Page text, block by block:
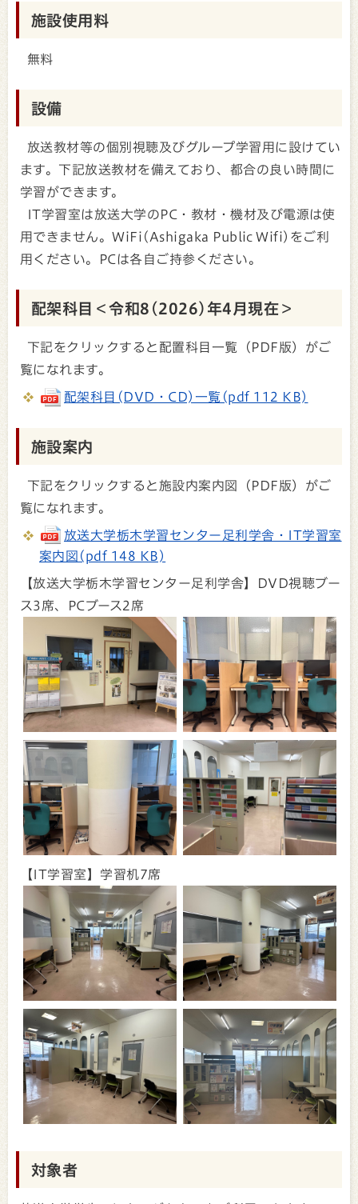
施設使用料
無料
設備
放送教材等の個別視聴及びグループ学習用に設けてい
ます。下記放送教材を備えており、都合の良い時間に
学習ができます。
IT学習室は放送大学のPC・教材・機材及び電源は使
用できません。WiFi(Ashigaka Public Wifi)をご利
用ください。PCは各自ご持参ください。
配架科目＜令和8(2026)年4月現在＞
下記をクリックすると配置科目一覧（PDF版）がご
覧になれます。
配架科目(DVD・CD)一覧(pdf 112 KB)
施設案内
下記をクリックすると施設内案内図（PDF版）がご
覧になれます。
放送大学栃木学習センター足利学舎・IT学習室
案内図(pdf 148 KB)
【放送大学栃木学習センター足利学舎】DVD視聴ブー
ス3席、PCブース2席
【IT学習室】学習机7席
対象者